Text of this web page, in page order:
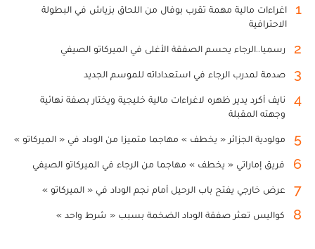
1
اغراءات مالية مهمة تقرب بوفال من اللحاق بزياش في البطولة
الاحترافية
2 رسميا..الرجاء يحسم الصفقة الأغلى في الميركاتو الصيفي
3 صدمة لمدرب الرجاء في استعداداته للموسم الجديد
4
نايف أكرد يدير ظهره لاغراءات مالية خليجية ويختار بصفة نهائية
وجهته المقبلة
5 مولودية الجزائر « يخطف » مهاجما متميزا من الوداد في « الميركاتو »
6 فريق إماراتي « يخطف » مهاجما من الرجاء في الميركاتو الصيفي
7 عرض خارجي يفتح باب الرحيل أمام نجم الوداد في « الميركاتو »
8 كواليس تعثر صفقة الوداد الضخمة بسبب « شرط واحد »